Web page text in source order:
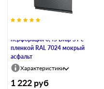
перфорация 0,45 Drap ST с
пленкой RAL 7024 мокрый
асфальт
Характеристики
1 222 руб